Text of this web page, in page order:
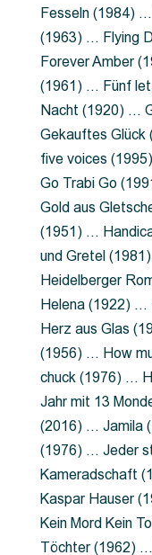
Fesseln (1984)
(1963) … Flying
Forever Amber
(1961) … Fünf
Nacht (1920) …
Gekauftes
five voices
Go Trabi Go
Gold aus
(1951) …
und Gretel
Heidelberger
Helena (1922) …
Herz aus Glas
(1956) … How
chuck (1976) …
Jahr mit 13
(2016) … Jamila
(1976) … Jeder
Kameradschaft
Kaspar Hauser
Kein Mord Kein
Töchter (1962)